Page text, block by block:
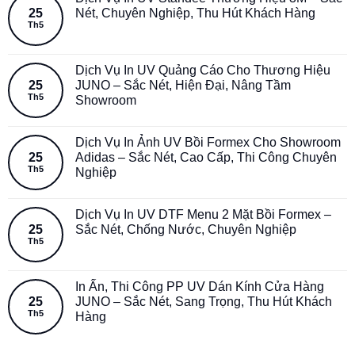
25
Th5
Nét, Chuyên Nghiệp, Thu Hút Khách Hàng
25
Th5
Dịch Vụ In UV Quảng Cáo Cho Thương Hiệu
JUNO – Sắc Nét, Hiện Đại, Nâng Tầm
Showroom
25
Th5
Dịch Vụ In Ảnh UV Bồi Formex Cho Showroom
Adidas – Sắc Nét, Cao Cấp, Thi Công Chuyên
Nghiệp
25
Th5
Dịch Vụ In UV DTF Menu 2 Mặt Bồi Formex –
Sắc Nét, Chống Nước, Chuyên Nghiệp
25
Th5
In Ấn, Thi Công PP UV Dán Kính Cửa Hàng
JUNO – Sắc Nét, Sang Trọng, Thu Hút Khách
Hàng